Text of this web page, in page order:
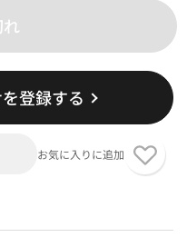
登録する
お気に入りに追加